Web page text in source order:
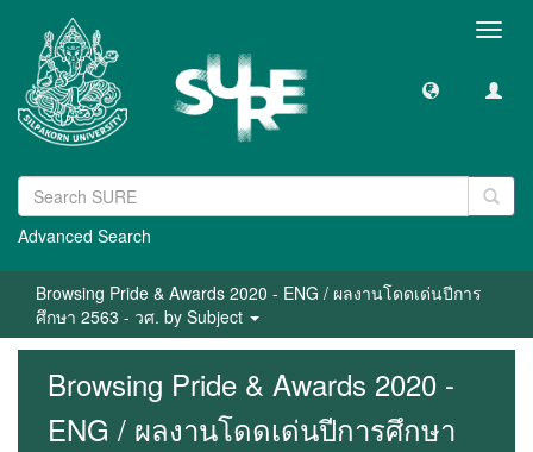
Advanced Search
Browsing Pride & Awards 2020 - ENG / ผลงานโดดเด่นปีการ
ศึกษา 2563 - วศ. by Subject
Browsing Pride & Awards 2020 -
ENG / ผลงานโดดเด่นปีการศึกษา